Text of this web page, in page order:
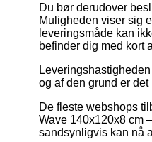
Du bør derudover
Muligheden viser sig
leveringsmåde kan
befinder dig med kort
og af den grund er
De fleste webshops
Wave 140x120x8 cm
sandsynligvis kan nå